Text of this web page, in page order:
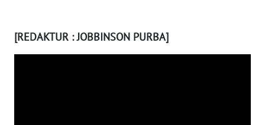
[REDAKTUR : JOBBINSON PURBA]
WN
SIMALUNGUN